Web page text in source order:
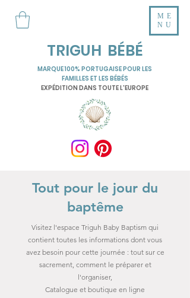
TRIGUH BÉBÉ
ME
NU
MARQUE 100% PORTUGAISE POUR LES
FAMILLES ET LES BÉBÉS
EXPÉDITION DANS TOUTE L'EUROPE
Tout pour le jour du
baptême
Visitez l'espace Triguh Baby Baptism qui
contient toutes les informations dont vous
avez besoin pour cette journée : tout sur ce
sacrement, comment le préparer et
l'organiser,
Catalogue et boutique en ligne